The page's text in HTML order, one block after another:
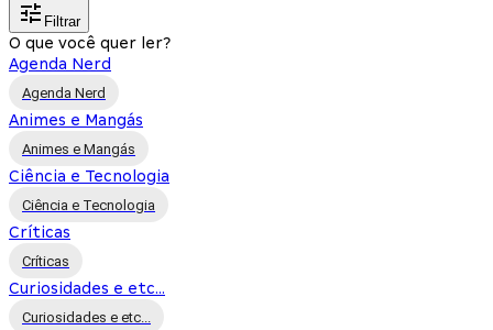
Filtrar
O que você quer ler?
Agenda Nerd
Agenda Nerd
Animes e Mangás
Animes e Mangás
Ciência e Tecnologia
Ciência e Tecnologia
Críticas
Críticas
Curiosidades e etc...
Curiosidades e etc...